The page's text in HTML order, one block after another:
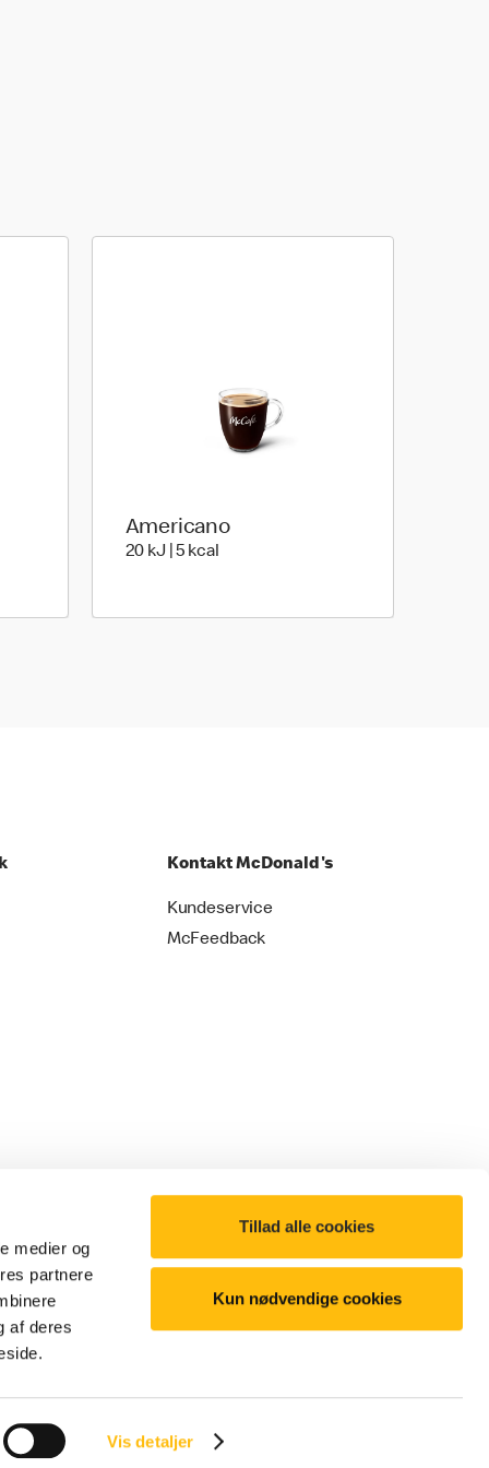
medier og
partnere
af deres
Vis detaljer
Tillad alle cookies
Kun nødvendige cookies
Americano
20 kJ | 5 kcal
Kontakt McDonald's
Kundeservice
McFeedback